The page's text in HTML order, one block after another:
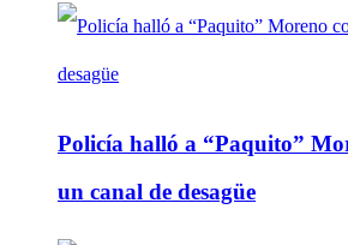
Policía halló a “Paquito”
un canal de desagüe